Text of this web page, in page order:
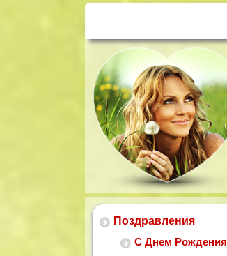
Поздравления
С Днем Рождения